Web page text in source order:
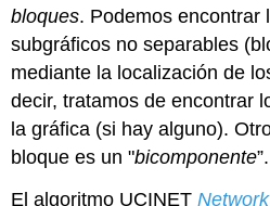
bloques. Podemos encontrar
subgráficos no separables
mediante la localización de
decir, tratamos de encontrar
la gráfica (si hay alguno).
bloque es un "bicomponente”.
El algoritmo UCINET